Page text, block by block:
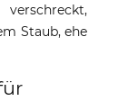
Staub, ehe